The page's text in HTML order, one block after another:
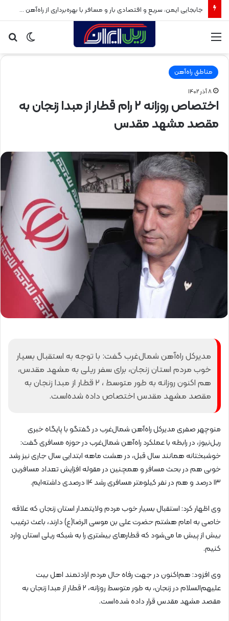
جابجایی ایمن، سریع و اقتصادی بار و مسافر با بهره‌برداری از راه‌آهن سبزوار
تغییر
پوسته
مناطق راه‌آهن
۸ آذر ۱۴۰۲
اختصاص روزانه ۲ رام قطار از مبدا زنجان به
مقصد مشهد مقدس
مدیرکل راه‌آهن شمال‌غرب گفت: با توجه به استقبال بسیار
خوب مردم استان زنجان، برای سفر ریلی به مشهد مقدس،
هم ‌اکنون روزانه به طور متوسط ، ۲ قطار از مبدا زنجان به
مقصد مشهد مقدس اختصاص داده شده‌است.
منوچهر صفری مدیرکل راه‌آهن شمال‌غرب در گفتگو با پایگاه خبری
ریل‌نیوز، در رابطه با عملکرد راه‌آهن شمال‌غرب در حوزه مسافری گفت:
خوشبختانه همانند سال قبل، در هشت ماهه ابتدایی سال جاری نیز رشد
خوبی هم در بحث مسافر و همچنین در مقوله افزایش تعداد مسافرین
۱۳ درصد و هم در نفر کیلومتر مسافری رشد ۱۴ درصدی داشته‌ایم.
وی اظهار کرد: استقبال بسیار خوب مردم ولایتمدار استان زنجان که علاقه
خاصی به امام هشتم حضرت علی بن موسی الرضا(ع) دارند، باعث ترغیب
بیش از پیش ما می‌شود که قطارهای بیشتری را به شبکه ریلی استان وارد
کنیم.
وی افزود: هم‌اکنون در جهت رفاه حال مردم ارادتمند اهل بیت
علیهم‌السلام در زنجان، به طور متوسط روزانه، ۲ قطار از مبدا زنجان به
مقصد مشهد مقدس قرار داده شده‌است.